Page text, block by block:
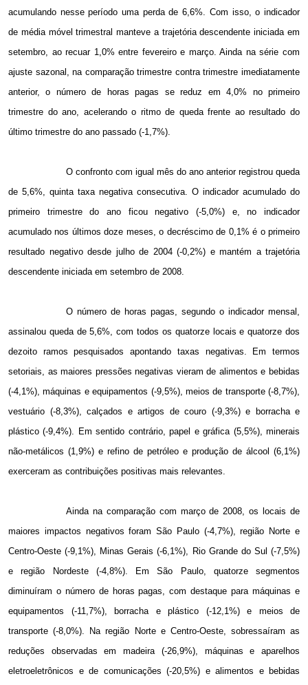
acumulando nesse período uma perda de 6,6%. Com isso, o indicador
de média móvel trimestral manteve a trajetória descendente iniciada em
setembro, ao recuar 1,0% entre fevereiro e março. Ainda na série com
ajuste sazonal, na comparação trimestre contra trimestre imediatamente
anterior, o número de horas pagas se reduz em 4,0% no primeiro
trimestre do ano, acelerando o ritmo de queda frente ao resultado do
último trimestre do ano passado (-1,7%).
O confronto com igual mês do ano anterior registrou queda
de 5,6%, quinta taxa negativa consecutiva. O indicador acumulado do
primeiro trimestre do ano ficou negativo (-5,0%) e, no indicador
acumulado nos últimos doze meses, o decréscimo de 0,1% é o primeiro
resultado negativo desde julho de 2004 (-0,2%) e mantém a trajetória
descendente iniciada em setembro de 2008.
O número de horas pagas, segundo o indicador mensal,
assinalou queda de 5,6%, com todos os quatorze locais e quatorze dos
dezoito ramos pesquisados apontando taxas negativas. Em termos
setoriais, as maiores pressões negativas vieram de alimentos e bebidas
(-4,1%), máquinas e equipamentos (-9,5%), meios de transporte (-8,7%),
vestuário (-8,3%), calçados e artigos de couro (-9,3%) e borracha e
plástico (-9,4%). Em sentido contrário, papel e gráfica (5,5%), minerais
não-metálicos (1,9%) e refino de petróleo e produção de álcool (6,1%)
exerceram as contribuições positivas mais relevantes.
Ainda na comparação com março de 2008, os locais de
maiores impactos negativos foram São Paulo (-4,7%), região Norte e
Centro-Oeste (-9,1%), Minas Gerais (-6,1%), Rio Grande do Sul (-7,5%)
e região Nordeste (-4,8%). Em São Paulo, quatorze segmentos
diminuíram o número de horas pagas, com destaque para máquinas e
equipamentos (-11,7%), borracha e plástico (-12,1%) e meios de
transporte (-8,0%). Na região Norte e Centro-Oeste, sobressaíram as
reduções observadas em madeira (-26,9%), máquinas e aparelhos
eletroeletrônicos e de comunicações (-20,5%) e alimentos e bebidas